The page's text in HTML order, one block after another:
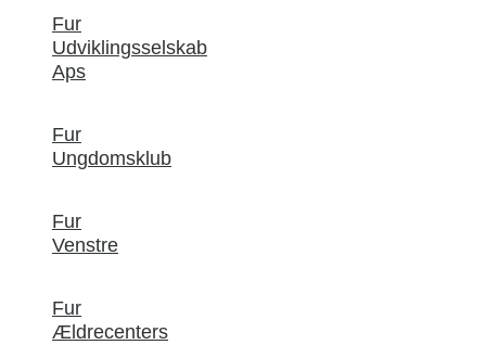
Fur
Udviklingsselskab
Aps
Fur
Ungdomsklub
Fur
Venstre
Fur
Ældrecenters